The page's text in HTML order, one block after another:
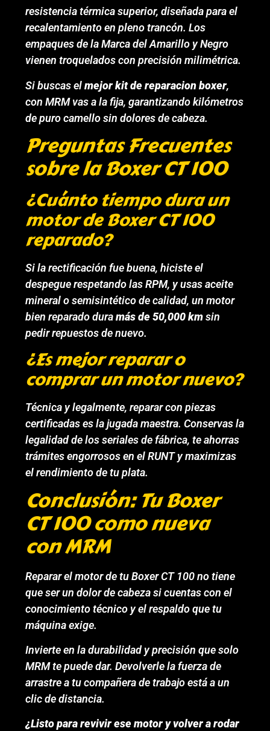
resistencia térmica superior, diseñada para el
recalentamiento en pleno trancón. Los
empaques de laMarca del Amarillo y Negro
vienen troquelados con precisión milimétrica.
Si buscas elmejor kit de reparacion boxer,
con MRM vas a la fija, garantizando kilómetros
de puro camello sin dolores de cabeza.
Preguntas Frecuentes
sobre la Boxer CT 100
¿Cuánto tiempo dura un
motor de Boxer CT 100
reparado?
Si la rectificación fue buena, hiciste el
despegue respetando las RPM, y usas aceite
mineral o semisintético de calidad, un motor
bien reparado duramás de 50,000 kmsin
pedir repuestos de nuevo.
¿Es mejor reparar o
comprar un motor nuevo?
Técnica y legalmente, reparar con piezas
certificadas es la jugada maestra. Conservas la
legalidad de los seriales de fábrica, te ahorras
trámites engorrosos en el RUNT y maximizas
el rendimiento de tu plata.
Conclusión: Tu Boxer
CT 100 como nueva
con MRM
Reparar el motor de tu Boxer CT 100 no tiene
que ser un dolor de cabeza si cuentas con el
conocimiento técnico y el respaldo que tu
máquina exige.
Invierte en la durabilidad y precisión que solo
MRM te puede dar. Devolverle la fuerza de
arrastre a tu compañera de trabajo está a un
clic de distancia.
¿Listo para revivir ese motor y volver a rodar